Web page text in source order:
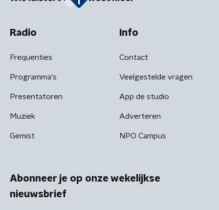
Radio
Frequenties
Programma's
Presentatoren
Muziek
Gemist
Info
Contact
Veelgestelde vragen
App de studio
Adverteren
NPO Campus
Abonneer je op onze wekelijkse
nieuwsbrief